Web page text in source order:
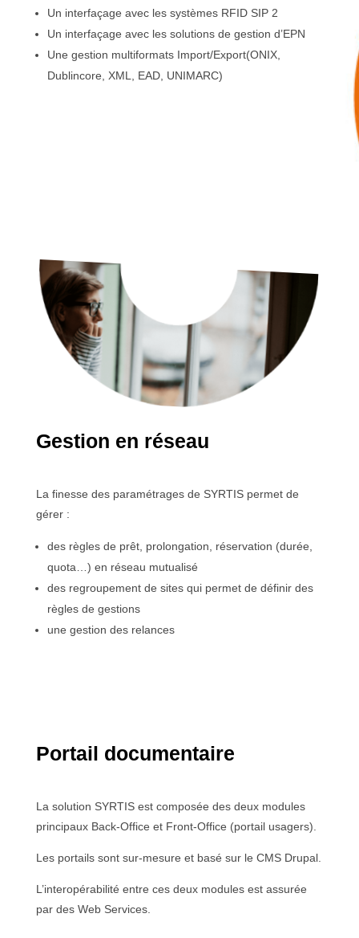
Un interfaçage avec les systèmes RFID SIP 2
Un interfaçage avec les solutions de gestion d’EPN
Une gestion multiformats Import/Export(ONIX,
Dublincore, XML, EAD, UNIMARC)
Gestion en réseau
La finesse des paramétrages de SYRTIS permet de
gérer :
des règles de prêt, prolongation, réservation (durée,
quota…) en réseau mutualisé
des regroupement de sites qui permet de définir des
règles de gestions
une gestion des relances
Portail documentaire
La solution SYRTIS est composée des deux modules
principaux Back-Office et Front-Office (portail usagers).
Les portails sont sur-mesure et basé sur le CMS Drupal.
L’interopérabilité entre ces deux modules est assurée
par des Web Services.